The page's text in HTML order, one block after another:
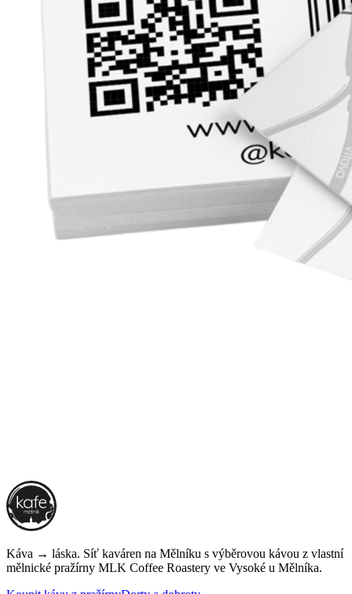
Káva → láska. Síť kaváren na Mělníku s výběrovou kávou z vlastní
mělnické pražírny MLK Coffee Roastery ve Vysoké u Mělníka.